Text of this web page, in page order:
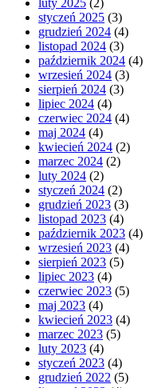
luty 2025 (2)
styczeń 2025 (3)
grudzień 2024 (4)
listopad 2024 (3)
październik 2024 (4)
wrzesień 2024 (3)
sierpień 2024 (3)
lipiec 2024 (4)
czerwiec 2024 (4)
maj 2024 (4)
kwiecień 2024 (2)
marzec 2024 (2)
luty 2024 (2)
styczeń 2024 (2)
grudzień 2023 (3)
listopad 2023 (4)
październik 2023 (4)
wrzesień 2023 (4)
sierpień 2023 (5)
lipiec 2023 (4)
czerwiec 2023 (5)
maj 2023 (4)
kwiecień 2023 (4)
marzec 2023 (5)
luty 2023 (4)
styczeń 2023 (4)
grudzień 2022 (5)